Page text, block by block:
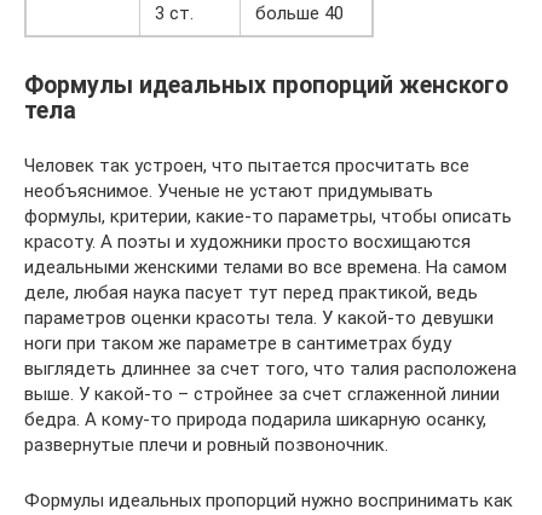
3 ст.
больше 40
Формулы идеальных пропорций женского
тела
Человек так устроен, что пытается просчитать все
необъяснимое. Ученые не устают придумывать
формулы, критерии, какие-то параметры, чтобы описать
красоту. А поэты и художники просто восхищаются
идеальными женскими телами во все времена. На самом
деле, любая наука пасует тут перед практикой, ведь
параметров оценки красоты тела. У какой-то девушки
ноги при таком же параметре в сантиметрах буду
выглядеть длиннее за счет того, что талия расположена
выше. У какой-то – стройнее за счет сглаженной линии
бедра. А кому-то природа подарила шикарную осанку,
развернутые плечи и ровный позвоночник.
Формулы идеальных пропорций нужно воспринимать как